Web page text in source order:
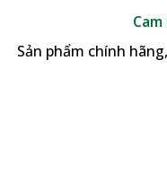
Sản phẩm chính